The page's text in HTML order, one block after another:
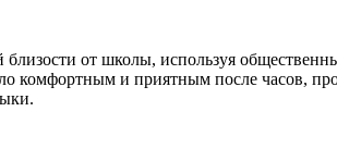
от школы, используя
комфортным и приятным после часов,